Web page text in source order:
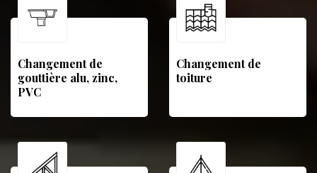
Changement de
gouttière alu, zinc,
PVC
Changement de
toiture